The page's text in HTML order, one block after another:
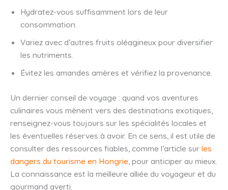
Hydratez-vous suffisamment lors de leur
consommation.
Variez avec d’autres fruits oléagineux pour diversifier
les nutriments.
Évitez les amandes amères et vérifiez la provenance.
Un dernier conseil de voyage : quand vos aventures
culinaires vous mènent vers des destinations exotiques,
renseignez-vous toujours sur les spécialités locales et
les éventuelles réserves à avoir. En ce sens, il est utile de
consulter des ressources fiables, comme l’article sur les
dangers du tourisme en Hongrie , pour anticiper au mieux.
La connaissance est la meilleure alliée du voyageur et du
gourmand averti.